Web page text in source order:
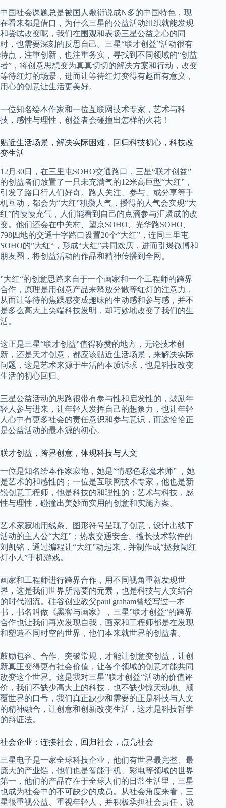
中国社会课题总是被国人敷衍说成N多的中国特色，现
在看来都是借口，为什么三星的公益活动组织就能发现
和尝试改变呢，我们在围观和表扬三星公益之心的同
时，也需要深刻的反思自己。三星“联才创益”活动很有
特点，注重创新，也注重务实，寻找到不同领域的“创益
者”，将创意思想变为真真切切的解决方案和行动，改变
等待红灯的场景，进而让等待红灯变得有趣而有意义，
用心的创意让生活更美好。
一位知名绘本作家和一位互联网技术专家，艺术与科
技，感性与理性，创益者会碰撞出怎样的火花！
贴近生活场景，解决实际困难，回归科技初心，科技改
变生活
12月30日，在三里屯SOHO交通路口，三星“联才创益”
的创益者们放置了一只未充满气的12米高巨型“大红”，
引发了路口行人们好奇。路人关注、参与、或分享等手
机互动，都会为“大红”积攒人气，攒得的人气会实现“大
红”的慢慢充气，人们能看到自己的点滴参与汇聚成的改
变。他们还会在中关村、望京SOHO、光华路SOHO、
798四地的交通十字路口设置20个“大红”，连同三里屯
SOHO的”大红“，形成“大红”共同欢庆，进而引爆微博和
朋友圈，将创益活动的作品和精神传播到全网。
”大红“的创意思路来自于一个画家和一个工程师的跨界
合作，原理是用创意产品来释放分散等红灯的注意力，
从而让等待的焦躁感变成趣味的生动感和参与感，并不
是多么高大上尖端科技发明，却巧妙地改变了我们的生
活。
这正是三星“联才创益”值得称赞的地方，无论技术创
新，还是天才创意，都应该贴近生活场景，来解决实际
问题，这是艺术来源于生活的本质诉求，也是科技改变
生活的初心回归。
三星公益活动的思路很带有参与性和启发性的，鼓励年
轻人参与进来，让年轻人发挥自己的想象力，也让年轻
人心中有更多社会的责任意识和参与意识，而这恰恰正
是公益活动的最本源的初心。
联才创益，跨界创意，体现科技与人文
一位是知名绘本作家寂地，她是“情感色彩魔术师” ，她
是艺术的和感性的；一位是互联网技术专家，他也是新
锐创意工程师，他是科技的和理性的；艺术与科技，感
性与理性，碰撞出美妙而实用的创意和实施方案。
艺术家寂地用线条、图形符号呈现了创意，设计出线下
活动的主人公“大红”；热衷交通安全、擅长技术软件的
刘凯铭，通过编程让“大红”动起来，并制作成“拯救闯红
灯小人”手机游戏。
画家和工程师进行跨界合作，用不同视角重新发现世
界，这是我们世界所需要的元素，也是科技与人文结合
的时代潮流。硅谷创业教父paul graham曾经写过一本
书，书名叫做《黑客与画家》，三星”联才创益“的跨界
合作也让我们再次发现自我，画家和工程师都是在发现
和塑造不同时空的世界，他们本来就世界的创益者。
鼓励包容、合作、突破常规，才能让创意变创益，让创
新真正变得更有社会价值，让各个领域的创意才能共同
改变这个世界。这是我对三星”联才创益“活动的价值评
价，我们不缺少高大上的科技，也不缺少惊天动地、颠
覆世界的口号，我们真正缺少和需要的正是科技与人文
的精神融合，让创意和创新改变生活，这才是科技哲学
的辩证法。
社会企业：连接社会，回归社会，点亮社会
三星电子是一家全球科技企业，他们有世界最完整、最
庞大的产业链，他们也是智能手机、彩电等领域的世界
第一，他们的产品存在于全球人们的日常生活里，三星
也成为社会中的不可缺少的成员。从社会角度来看，三
星很重视公益、重视年轻人，并积极承担社会责任，说